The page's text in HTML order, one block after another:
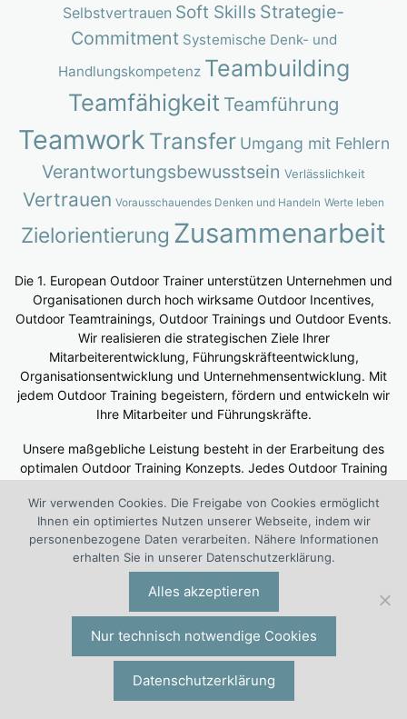
Selbstvertrauen Soft Skills Strategie-
Commitment Systemische Denk- und
Handlungskompetenz Teambuilding
Teamfähigkeit Teamführung
Teamwork Transfer Umgang mit Fehlern
Verantwortungsbewusstsein Verlässlichkeit
Vertrauen Vorausschauendes Denken und Handeln Werte leben
Zielorientierung Zusammenarbeit
Die 1. European Outdoor Trainer unterstützen Unternehmen und
Organisationen durch hoch wirksame Outdoor Incentives,
Outdoor Teamtrainings, Outdoor Trainings und Outdoor Events.
Wir realisieren die strategischen Ziele Ihrer
Mitarbeiterentwicklung, Führungskräfteentwicklung,
Organisationsentwicklung und Unternehmensentwicklung. Mit
jedem Outdoor Training begeistern, fördern und entwickeln wir
Ihre Mitarbeiter und Führungskräfte.
Unsere maßgebliche Leistung besteht in der Erarbeitung des
optimalen Outdoor Training Konzepts. Jedes Outdoor Training
individuell konzipiert. Alle Maßnahmen, die für die Veränderung
und die Überwindung der Soll-Ist-Lücke erforderlich sind,
werden von uns gebündelt und eingearbeitet. Das jeweilige
Outdoor Training Konzept wird genau auf Ihre Teilnehmenden
abgestimmt. Wir berücksichtigen Kultur, Umfeld, Ziele und
Strategien Ihres Unternehmens ebenso wie die die spezielle
Situation der Teilnehmenden.
Unsere Outdoor Trainer haben ihre Transfersicherheit, ihre
fachliche Breite, ihre hohe Sozialkompetenz und ihre
Wir verwenden Cookies. Die Freigabe von Cookies ermöglicht
Ihnen ein optimiertes Nutzen unserer Webseite, indem wir
personenbezogene Daten verarbeiten. Nähere Informationen
erhalten Sie in unserer Datenschutzerklärung.
Alles akzeptieren
Nur technisch notwendige Cookies
Datenschutzerklärung